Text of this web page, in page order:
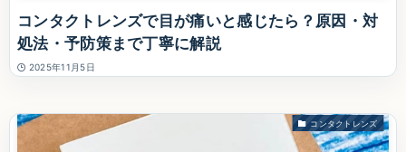
コンタクトレンズで目が痛いと感じたら？原因・対
処法・予防策まで丁寧に解説
2025年11月5日
コンタクトレンズ